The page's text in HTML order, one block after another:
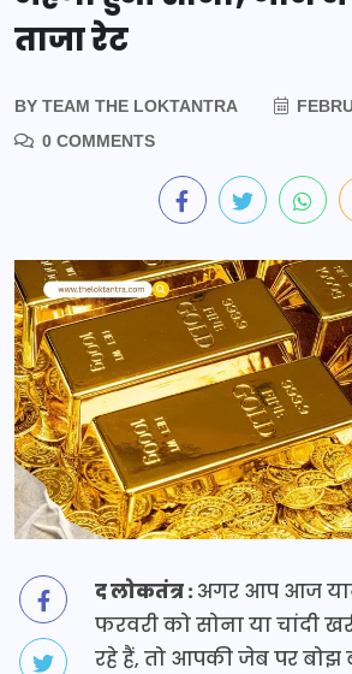
ताजा रेट
BY TEAM THE LOKTANTRA
0 COMMENTS
द लोकतंत्र :अगर आप आज
फरवरी को सोना या चांदी
रहे हैं, तो आपकी जेब पर बोझ